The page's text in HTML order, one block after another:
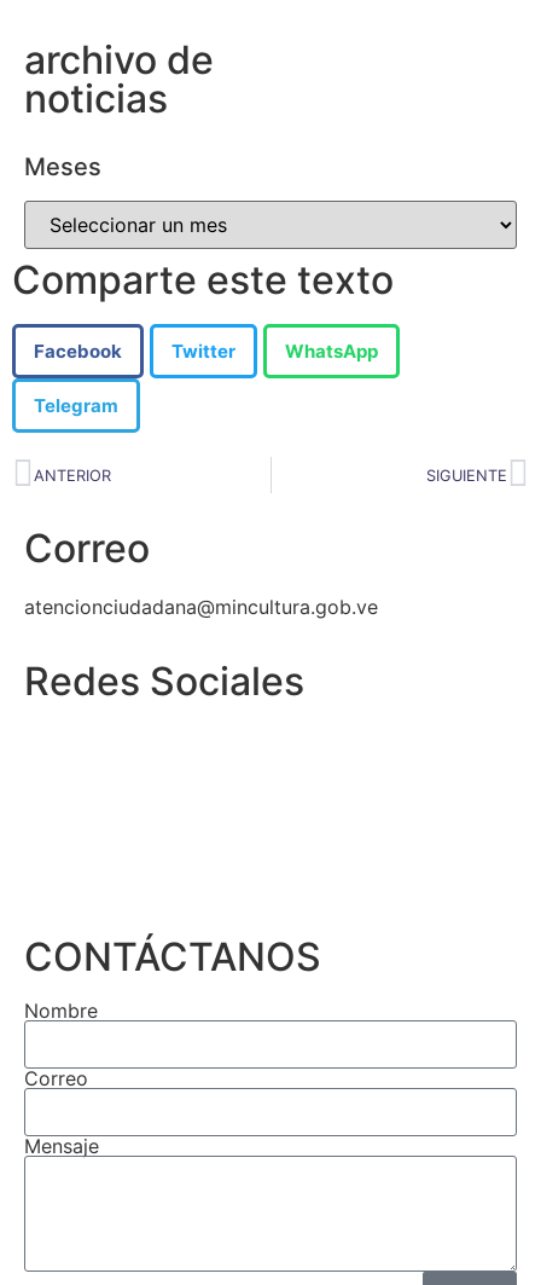
archivo de
noticias
Meses
Comparte este texto
Facebook Twitter WhatsApp
Telegram
ANTERIOR SIGUIENTE
Correo
atencionciudadana@mincultura.gob.ve
Redes Sociales
CONTÁCTANOS
Nombre
Correo
Mensaje